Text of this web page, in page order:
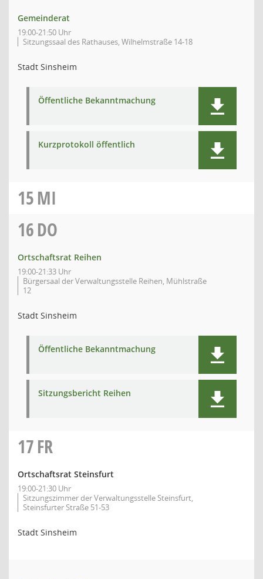
Gemeinderat
19:00-21:50 Uhr
Sitzungssaal des Rathauses, Wilhelmstraße 14-18
Stadt Sinsheim
Öffentliche Bekanntmachung
Kurzprotokoll öffentlich
15MI
16DO
Ortschaftsrat Reihen
19:00-21:33 Uhr
Bürgersaal der Verwaltungsstelle Reihen, Mühlstraße
12
Stadt Sinsheim
Öffentliche Bekanntmachung
Sitzungsbericht Reihen
17FR
Ortschaftsrat Steinsfurt
19:00-21:30 Uhr
Sitzungszimmer der Verwaltungsstelle Steinsfurt,
Steinsfurter Straße 51-53
Stadt Sinsheim